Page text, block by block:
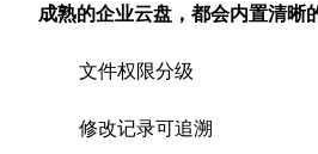
成熟的企业云盘，都会内置清晰
文件权限分级
修改记录可追溯